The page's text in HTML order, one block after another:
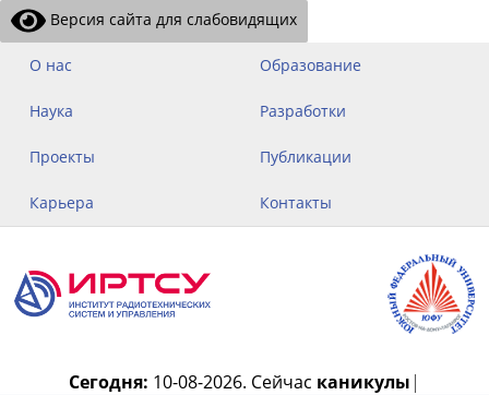
Версия сайта для слабовидящих
О нас Образование
Наука Разработки
Проекты Публикации
Карьера Контакты
Сегодня: 10-08-2026. Сейчас каникулы |